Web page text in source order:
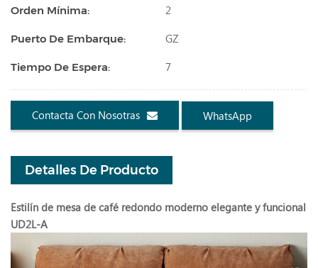
Orden Mínima: 2
Puerto De Embarque: GZ
Tiempo De Espera: 7
Contacta Con Nosotras WhatsApp
Detalles De Producto
Estilín de mesa de café redondo moderno elegante y funcional
UD2L-A